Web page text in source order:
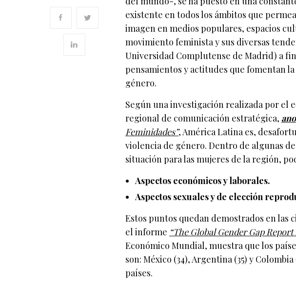
existente en todos los ámbitos que
imagen en medios populares, espacios
movimiento feminista y sus diversas
Universidad Complutense de Madrid) a
pensamientos y actitudes que fomentan
género.
Según una investigación realizada por el
regional de comunicación estratégica,
Feminidades”, América Latina es,
violencia de género. Dentro de algunas
situación para las mujeres de la región,
Aspectos económicos y laborales.
Aspectos sexuales y de elección
Estos puntos quedan demostrados en las
el informe “The Global Gender Gap Report
Económico Mundial, muestra que los
son: México (34), Argentina (35) y
países.